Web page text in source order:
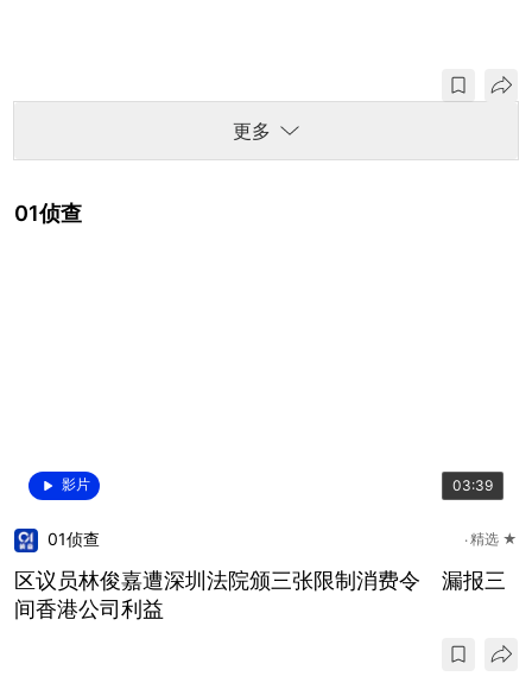
更多
01侦查
影片 03:39
01侦查 精选 ★
区议员林俊嘉遭深圳法院颁三张限制消费令 漏报三
间香港公司利益